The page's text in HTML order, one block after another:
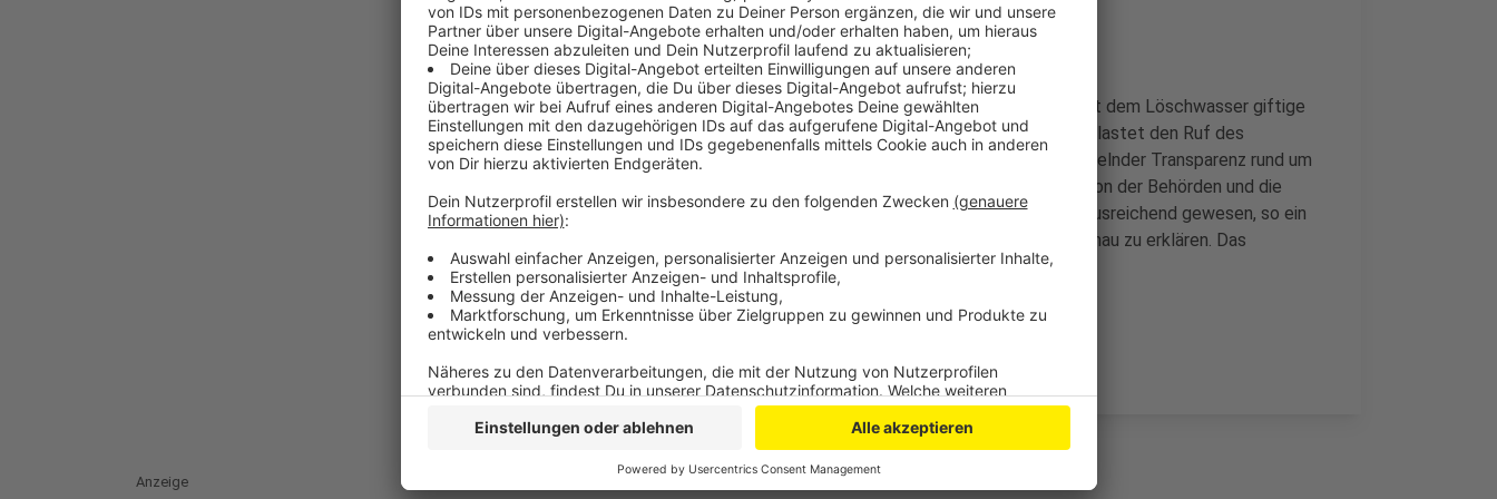
Anzeige
Erst vergangene Woche war bekannt geworden, dass Currenta mit dem Löschwasser giftige
Stoffe in geringer Konzentration in den Rhein geleitet hat. Das belastet den Ruf des
Unternehmens erneut: Currenta stand ohnehin schon wegen mangelnder Transparenz rund um
die Explosion in der Kritik. Man habe sich damals auf die Information der Behörden und die
Gefahrenabwehr vor Ort fokussiert – das sei rückblickend nicht ausreichend gewesen, so ein
Sprecher von Currenta. Umso wichtiger sei es, jetzt alles ganz genau zu erklären. Das
geschieht zum Beispiel über eine Info-Seiteim Internet.
Anzeige
Anzeige